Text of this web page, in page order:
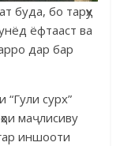
буда, бо тарҳу
ёфтааст ва
дар бар
сурх”
маҷлисиву
иншооти